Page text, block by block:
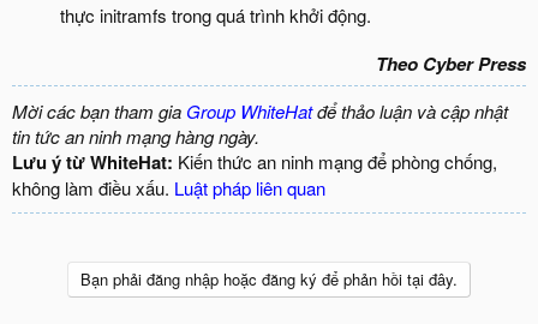
thực initramfs trong quá trình khởi động.
Theo Cyber Press
Mời các bạn tham gia Group WhiteHatđể thảo luận và cập nhật
tin tức an ninh mạng hàng ngày.
Lưu ý từ WhiteHat: Kiến thức an ninh mạng để phòng chống,
không làm điều xấu. Luật pháp liên quan
Bạn phải đăng nhập hoặc đăng ký để phản hồi tại đây.